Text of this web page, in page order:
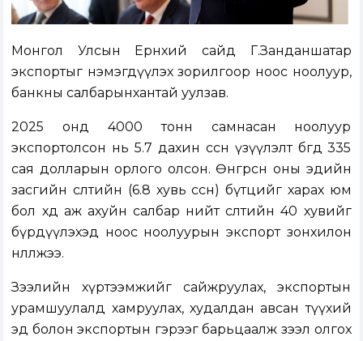
Монгол Улсын Ерөнхий сайд Г.Занданшатар
экспортыг нэмэгдүүлэх зорилгоор ноос ноолуур,
банкны салбарынхантай уулзав.
2025 онд 4000 тонн самнасан ноолуур
экспортолсон нь 5.7 дахин өссөн үзүүлэлт бөгөөд 335
сая долларын орлого олсон. Өнгөрсөн оны эдийн
засгийн өсөлтийн (6.8 хувь өссөн) бүтцийг харах юм
бол хөдөө аж ахуйн салбар нийт өсөлтийн 40 хувийг
бүрдүүлэхэд ноос ноолуурын экспорт зонхилон
нөлөөлжээ.
Зээлийн хүртээмжийг сайжруулах, экспортын
урамшуулалд хамруулах, худалдан авсан түүхий
эд болон экспортын гэрээг барьцаалж зээл олгох